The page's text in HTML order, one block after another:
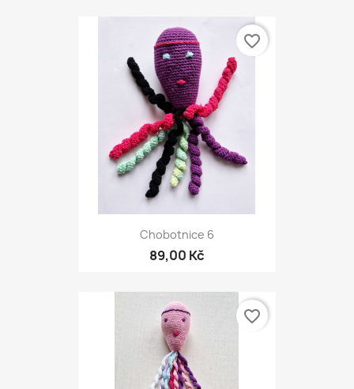
Chobotnice 6
89,00 Kč
favorite_border
favorite_border